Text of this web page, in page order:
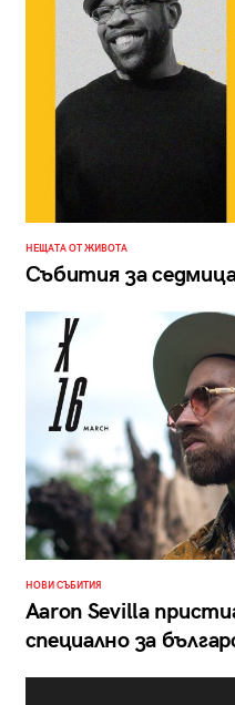
НЕЩАТА ОТ ЖИВОТА
Събития за
НОВИ СЪБИТИЯ
Aaron Sevilla
специално за